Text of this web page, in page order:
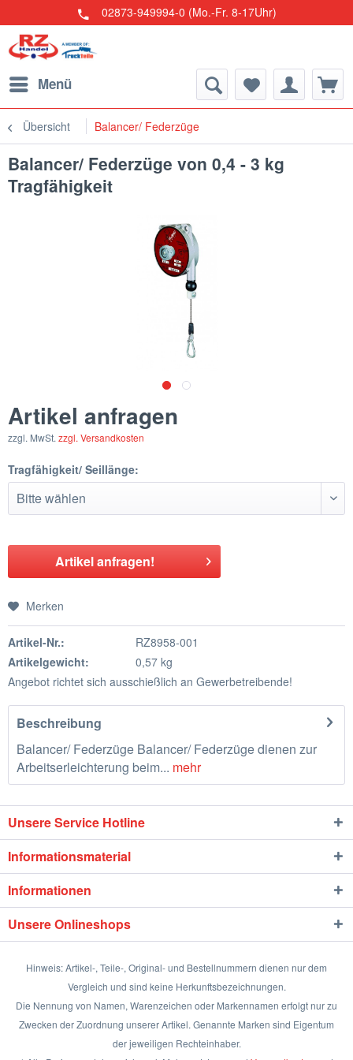
02873-949994-0 (Mo.-Fr. 8-17Uhr)
Menü
Übersicht Balancer/ Federzüge
Balancer/ Federzüge von 0,4 - 3 kg
Tragfähigkeit
Artikel anfragen
zzgl. MwSt. zzgl. Versandkosten
Tragfähigkeit/ Seillänge:
Artikel anfragen!
Merken
Artikel-Nr.:
RZ8958-001
Artikelgewicht:
0,57 kg
Angebot richtet sich ausschießlich an Gewerbetreibende!
Beschreibung
Balancer/ Federzüge Balancer/ Federzüge dienen zur
Arbeitserleichterung beim... mehr
Unsere Service Hotline
Informationsmaterial
Informationen
Unsere Onlineshops
Hinweis: Artikel-, Teile-, Original- und Bestellnummern dienen nur dem
Vergleich und sind keine Herkunftsbezeichnungen.
Die Nennung von Namen, Warenzeichen oder Markennamen erfolgt nur zu
Zwecken der Zuordnung unserer Artikel. Genannte Marken sind Eigentum
der jeweiligen Rechteinhaber.